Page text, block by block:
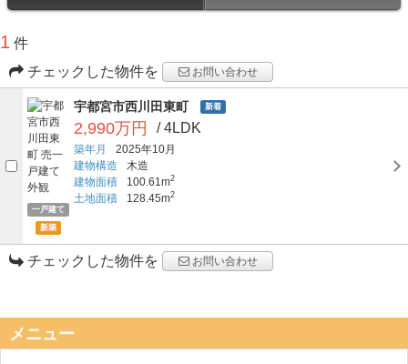
1 件
チェックした物件を
お問い合わせ
一戸建て
新築
宇都宮市西川田東町 新着
2,990万円 / 4LDK
築年月
2025年10月
建物構造
木造
建物面積
100.61m2
土地面積 128.45m2
チェックした物件を お問い合わせ
メニュー